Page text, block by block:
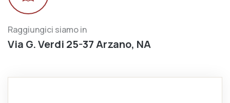
Raggiungici siamo in
Via G. Verdi 25-37 Arzano, NA